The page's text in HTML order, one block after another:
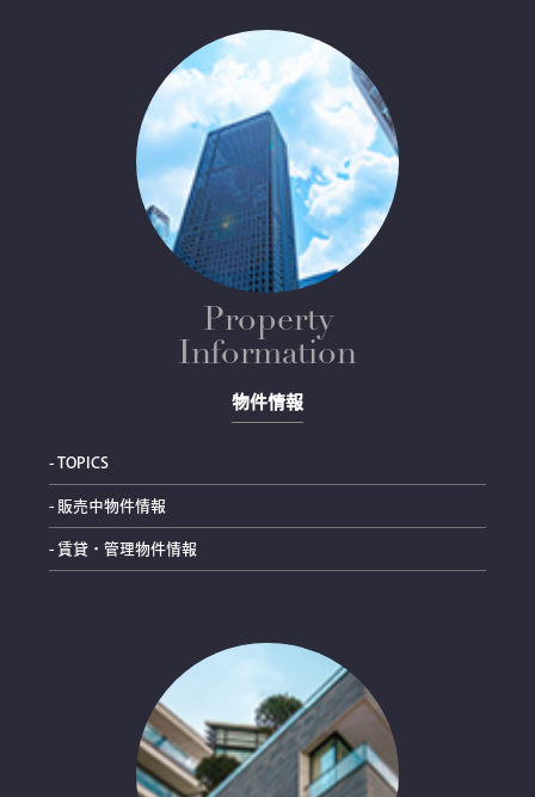
Property
Information
物件情報
- TOPICS
- 販売中物件情報
- 賃貸・管理物件情報